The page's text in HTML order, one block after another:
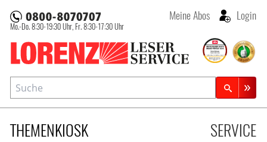
Lorenz Leserservice
Mo.-Do. 8:30-19:30 Uhr, Fr. 8:30-17:30 Uhr
Meine Abos Login
THEMENKIOSK
SERVICE
Suche
Zeitschriftensuche